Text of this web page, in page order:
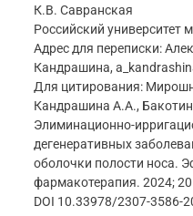
К.В. Савранская
Российский университет
Адрес для переписки:
Кандрашина,
Для цитирования:
Кандрашина А.А.,
Элиминационно-
дегенеративных
оболочки полости носа.
фармакотерапия. 2024;
DOI 10.33978/2307-3586-